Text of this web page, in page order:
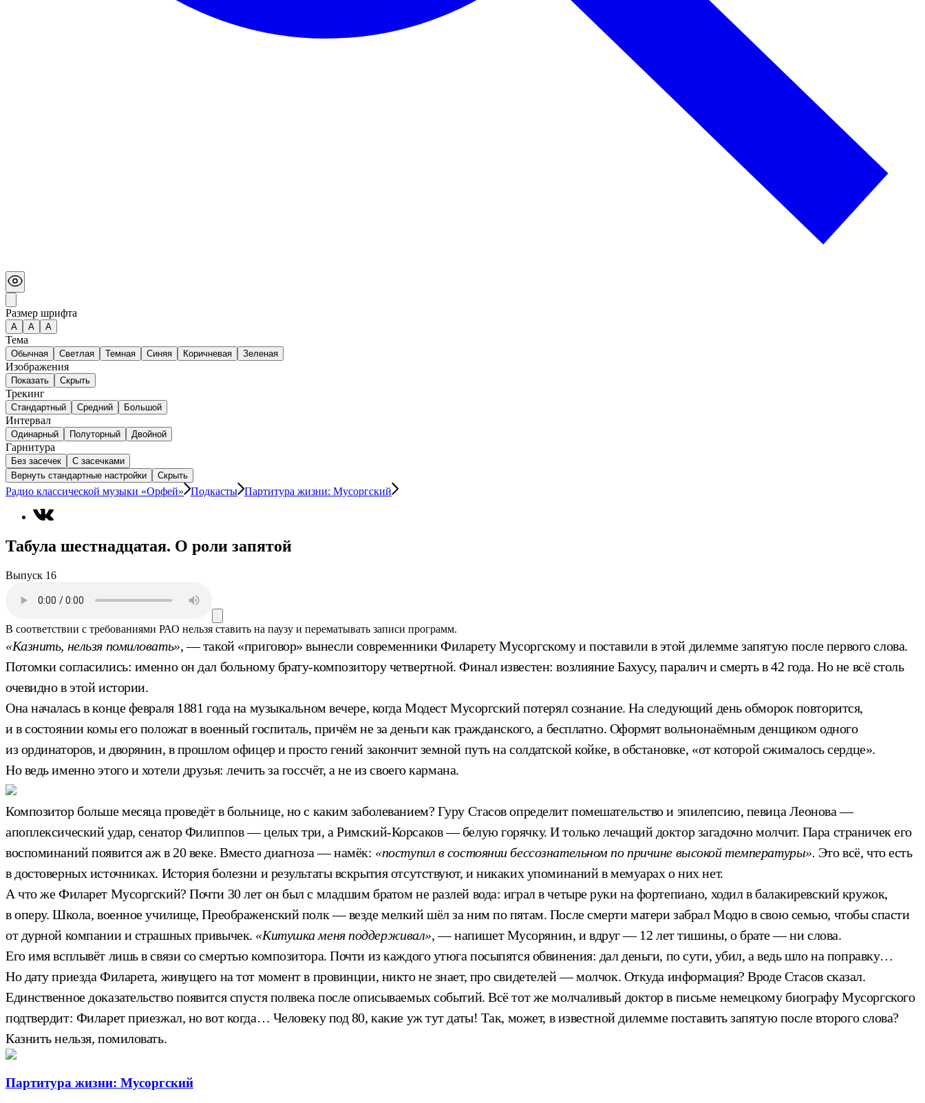
Размер шрифта
А A A
Тема
Обычная Светлая Темная Синяя Коричневая Зеленая
Изображения
Показать Скрыть
Трекинг
Стандартный Средний Большой
Интервал
Одинарный Полуторный Двойной
Гарнитура
Без засечек
С засечками
Вернуть стандартные настройки
Скрыть
Радио классической музыки «Орфей» Подкасты Партитура жизни: Мусоргский
Табула шестнадцатая. О роли запятой
Выпуск 16
В соответствии с требованиями РАО нельзя ставить на паузу и перематывать записи программ.
«Казнить, нельзя помиловать», — такой «приговор» вынесли современники Филарету Мусоргскому и поставили в этой дилемме запятую после первого слова.
Потомки согласились: именно он дал больному брату-композитору четвертной. Финал известен: возлияние Бахусу, паралич и смерть в 42 года. Но не всё столь
очевидно в этой истории.
Она началась в конце февраля 1881 года на музыкальном вечере, когда Модест Мусоргский потерял сознание. На следующий день обморок повторится,
и в состоянии комы его положат в военный госпиталь, причём не за деньги как гражданского, а бесплатно. Оформят вольнонаёмным денщиком одного
из ординаторов, и дворянин, в прошлом офицер и просто гений закончит земной путь на солдатской койке, в обстановке, «от которой сжималось сердце».
Но ведь именно этого и хотели друзья: лечить за госсчёт, а не из своего кармана.
Композитор больше месяца проведёт в больнице, но с каким заболеванием? Гуру Стасов определит помешательство и эпилепсию, певица Леонова —
апоплексический удар, сенатор Филиппов — целых три, а Римский-Корсаков — белую горячку. И только лечащий доктор загадочно молчит. Пара страничек его
воспоминаний появится аж в 20 веке. Вместо диагноза — намёк: «поступил в состоянии бессознательном по причине высокой температуры». Это всё, что есть
в достоверных источниках. История болезни и результаты вскрытия отсутствуют, и никаких упоминаний в мемуарах о них нет.
А что же Филарет Мусоргский? Почти 30 лет он был с младшим братом не разлей вода: играл в четыре руки на фортепиано, ходил в балакиревский кружок,
в оперу. Школа, военное училище, Преображенский полк — везде мелкий шёл за ним по пятам. После смерти матери забрал Модю в свою семью, чтобы спасти
от дурной компании и страшных привычек. «Китушка меня поддерживал»,— напишет Мусорянин, и вдруг — 12 лет тишины, о брате — ни слова.
Его имя всплывёт лишь в связи со смертью композитора. Почти из каждого утюга посыпятся обвинения: дал деньги, по сути, убил, а ведь шло на поправку…
Но дату приезда Филарета, живущего на тот момент в провинции, никто не знает, про свидетелей — молчок. Откуда информация? Вроде Стасов сказал.
Единственное доказательство появится спустя полвека после описываемых событий. Всё тот же молчаливый доктор в письме немецкому биографу Мусоргского
подтвердит: Филарет приезжал, но вот когда… Человеку под 80, какие уж тут даты! Так, может, в известной дилемме поставить запятую после второго слова?
Казнить нельзя, помиловать.
Партитура жизни: Мусоргский